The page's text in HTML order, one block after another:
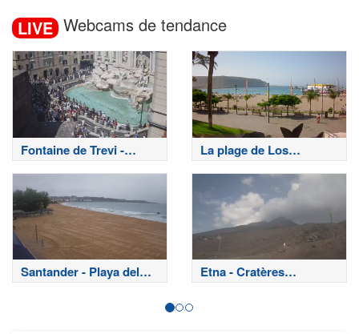
LIVE Webcams de tendance
Fontaine de Trevi -
Rome
La plage de Los
Cristianos - Tenerife
Santander - Playa del
Sardinero
Etna - Cratères
sommitaux